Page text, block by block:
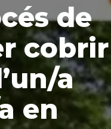
de
cobrir
a
en